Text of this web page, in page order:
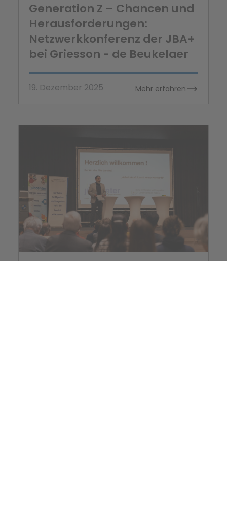
Generation Z – Chancen und
Herausforderungen:
Netzwerkkonferenz der JBA+
bei Griesson - de Beukelaer
19. Dezember 2025 Mehr erfahren